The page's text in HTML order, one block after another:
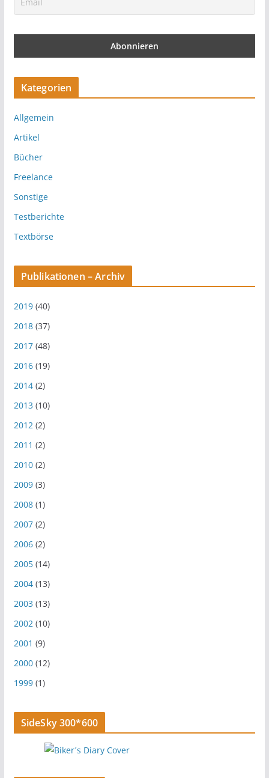
Kategorien
Allgemein
Artikel
Bücher
Freelance
Sonstige
Testberichte
Textbörse
Publikationen – Archiv
2019(40)
2018(37)
2017(48)
2016(19)
2014(2)
2013 (10)
2012(2)
2011 (2)
2010(2)
2009(3)
2008(1)
2007(2)
2006(2)
2005(14)
2004(13)
2003 (13)
2002(10)
2001 (9)
2000(12)
1999(1)
SideSky 300*600